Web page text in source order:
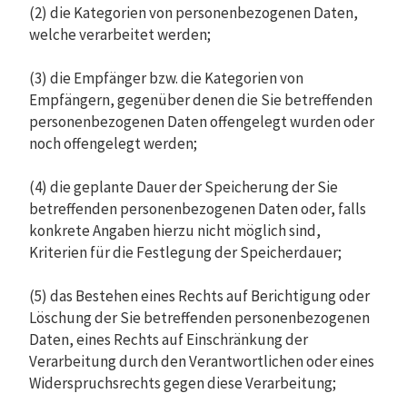
(2) die Kategorien von personenbezogenen Daten,
welche verarbeitet werden;
(3) die Empfänger bzw. die Kategorien von
Empfängern, gegenüber denen die Sie betreffenden
personenbezogenen Daten offengelegt wurden oder
noch offengelegt werden;
(4) die geplante Dauer der Speicherung der Sie
betreffenden personenbezogenen Daten oder, falls
konkrete Angaben hierzu nicht möglich sind,
Kriterien für die Festlegung der Speicherdauer;
(5) das Bestehen eines Rechts auf Berichtigung oder
Löschung der Sie betreffenden personenbezogenen
Daten, eines Rechts auf Einschränkung der
Verarbeitung durch den Verantwortlichen oder eines
Widerspruchsrechts gegen diese Verarbeitung;